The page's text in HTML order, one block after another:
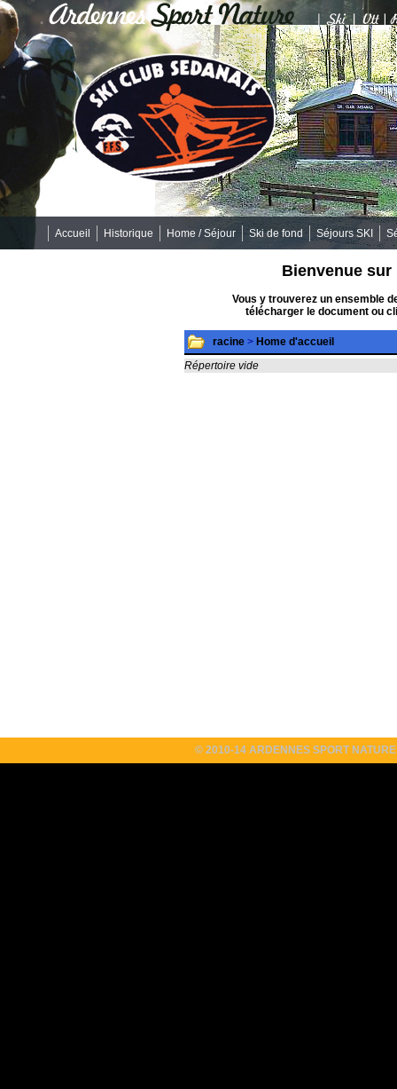
Accueil Historique Home / Séjour Ski de fond Séjours SKI
Bienvenue sur
Vous y trouverez un ensemble
télécharger le document ou
racine > Home d'accueil
Répertoire vide
© 2010-14 ARDENNES SPORT